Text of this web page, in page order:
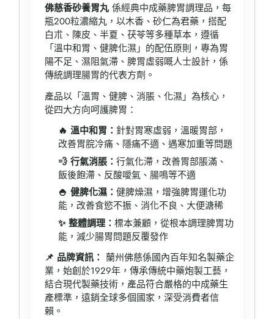
佛慈香砂養胃丸 係經典中成藥脾胃調理品，每
瓶200粒濃縮丸，以木香、砂仁為君藥，搭配
白朮、陳皮、半夏、茯苓等多種草本，遵循
「溫中和胃、健脾化濕」的配伍原則，專為胃
陽不足、濕阻氣滯、脾胃虛弱嘅人士設計，係
傳統調理腸胃的代表方劑。
產品以「溫胃、健脾、消脹、化濕」為核心，
從四大方向呵護脾胃：
🔥 溫中和胃： 針對胃寒虛弱，溫暖胃部，
改善胃脘冷痛、隱痛不適、遇寒加重等問題
💨 行氣消脹：行氣化滯，改善胃部脹滿、
飯後飽滯、反酸噯氣、腸鳴等不適
🍚 健脾化濕：健脾燥濕，增強脾胃運化功
能，改善食慾不振、消化不良、大便溏稀
✨ 整體調理：標本兼顧，從根本調理脾胃功
能，減少腸胃問題反覆發作
📌 品牌資訊： 蘭州佛慈係國內百年知名製藥企
業，始創於1929年，傳承傳統中藥炮製工藝，
結合現代製藥技術，產品符合嚴格的中成藥生
產標準，遠銷全球多個國家，深受消費者信
賴。